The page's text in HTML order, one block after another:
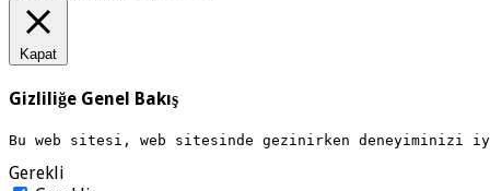
Kapat
Gizliliğe Genel Bakış
Bu web sitesi, web sitesinde gezinirken deneyiminizi
Gerekli